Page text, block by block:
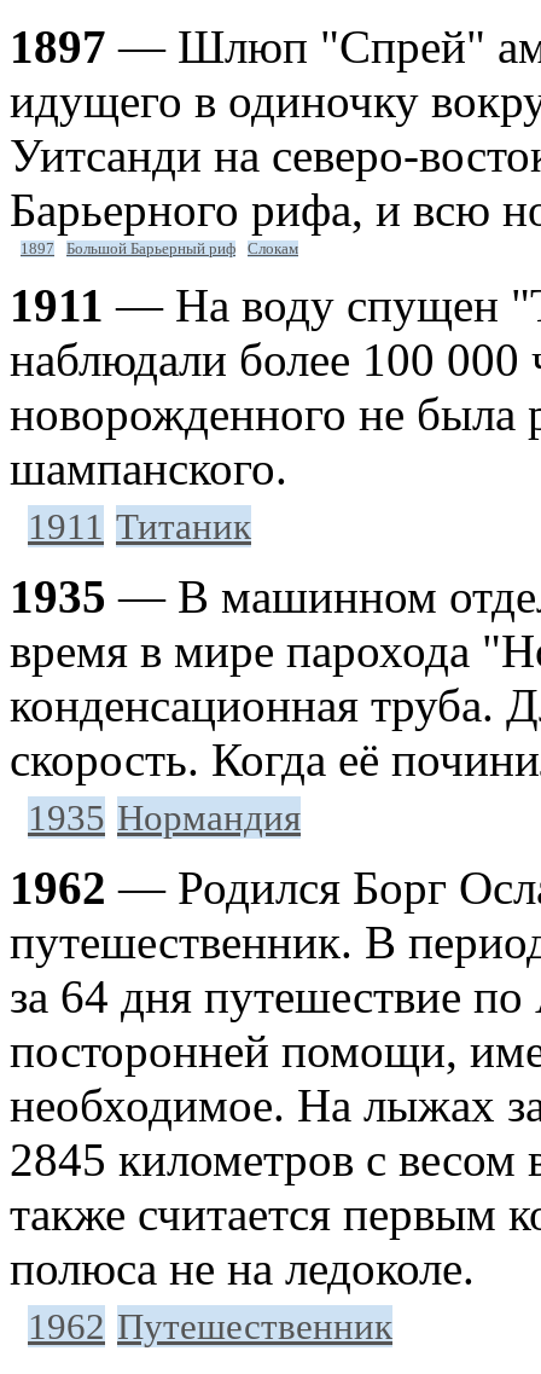
1897 — Шлюп "Спрей"
идущего в одиночку
Уитсанди на северо-
Барьерного рифа, и всю
1897 Большой Барьерный риф Слокам
1911 — На воду спущен
наблюдали более 100 000
новорожденного не была
шампанского.
1911 Титаник
1935 — В машинном
время в мире парохода
конденсационная труба.
скорость. Когда её
1935 Нормандия
1962 — Родился Борг
путешественник. В
за 64 дня путешествие
посторонней помощи,
необходимое. На лыжах
2845 километров с
также считается первым
полюса не на ледоколе.
1962 Путешественник